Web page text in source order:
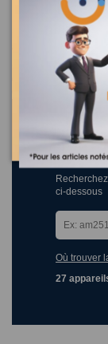
idi-pieces-menager.fr
accessoire depuis 1965
réparateur agréé
CONFORAMA -
CASTORAMA-
fusible
ci-dessous
Où trouver
27